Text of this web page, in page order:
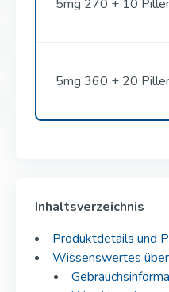
5mg 270 + 10
5mg 360 + 20
Inhaltsverzeichnis
Produktdetails und
Wissenswertes